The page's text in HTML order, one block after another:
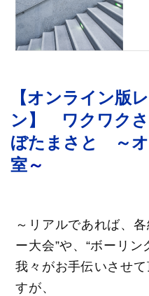
【オンライン版
ン】 ワクワクさ
ぼたまさと ～オ
室～
～リアルであれば、
ー大会”や、“ボーリン
我々がお手伝いさせ
すが、